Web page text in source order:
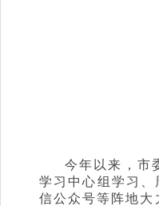
今年以来，市
学习中心组学习
信公众号等阵地